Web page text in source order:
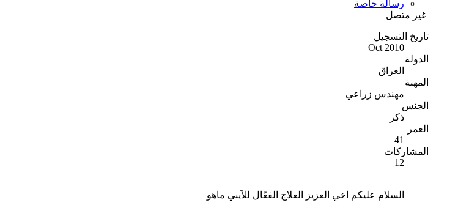
رسالة خاصة
غير متصل
تاريخ التسجيل
Oct 2010
الدولة
العراق
المهنة
مهندس زراعي
الجنس
ذكر
العمر
41
المشاركات
12
السلام عليكم اخي العزيز العلاج الفعّال للآيبي ماهو